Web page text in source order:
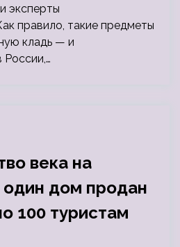
эксперты
правило, такие предметы
кладь — и
века на
дом продан
100 туристам